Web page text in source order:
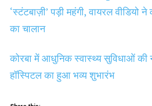
‘स्टंटबाज़ी’ पड़ी महंगी, वायरल वीडियो
का चालान
कोरबा में आधुनिक स्वास्थ्य सुविधाओं की
हॉस्पिटल का हुआ भव्य शुभारंभ